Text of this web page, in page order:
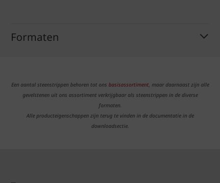
Formaten
Een aantal steenstrippen behoren tot ons basisassortiment, maar daarnaast zijn alle
gevelstenen uit ons assortiment verkrijgbaar als steenstrippen in de diverse
formaten.
Alle producteigenschappen zijn terug te vinden in de documentatie in de
downloadsectie.